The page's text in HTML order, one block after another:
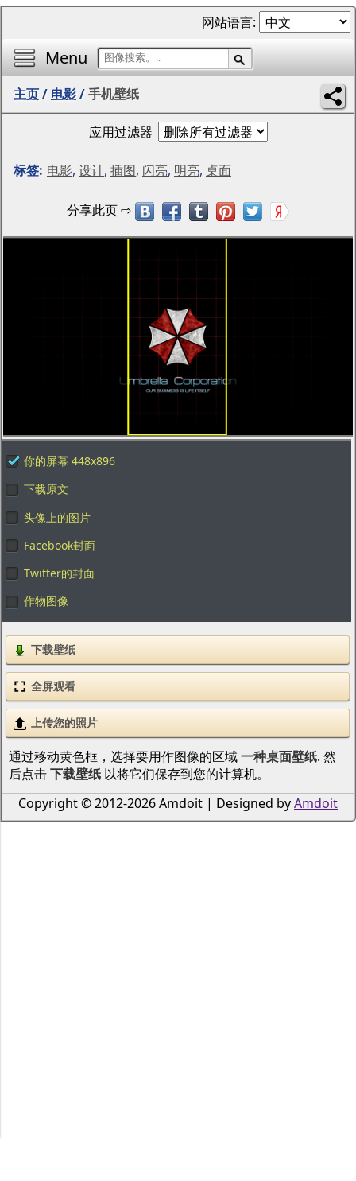
Menu
网站语言:
主页/ 电影/手机壁纸
应用过滤器
标签: 电影, 设计, 插图, 闪亮, 明亮, 桌面
你的屏幕 448x896
下载原文
头像上的图片
Facebook封面
Twitter的封面
作物图像
下载壁纸
全屏观看
上传您的照片
通过移动黄色框，选择要用作图像的区域一种桌面壁纸. 然
后点击下载壁纸以将它们保存到您的计算机。
Copyright © 2012-2026 Amdoit | Designed byAmdoit